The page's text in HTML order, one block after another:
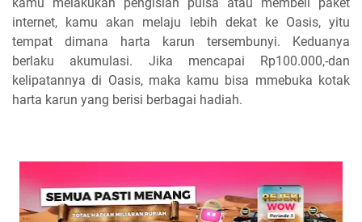
internet, kamu akan melaju lebih dekat ke Oasis, yitu
tempat dimana harta karun tersembunyi. Keduanya
berlaku akumulasi. Jika mencapai Rp100.000,-dan
kelipatannya di Oasis, maka kamu bisa mmebuka kotak
harta karun yang berisi berbagai hadiah.